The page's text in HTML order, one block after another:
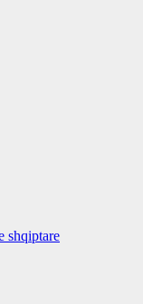
shqiptare